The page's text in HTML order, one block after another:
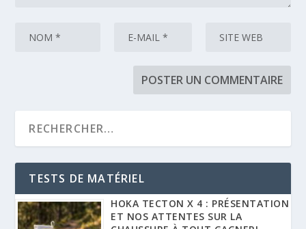
TESTS DE MATÉRIEL
HOKA TECTON X 4 : PRÉSENTATION
ET NOS ATTENTES SUR LA